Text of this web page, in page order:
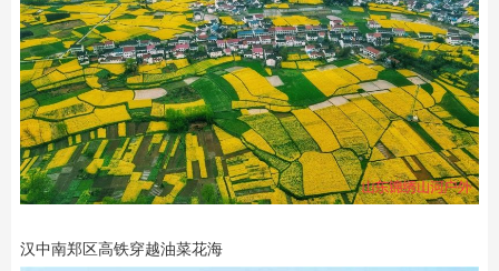
汉中南郑区高铁穿越油菜花海